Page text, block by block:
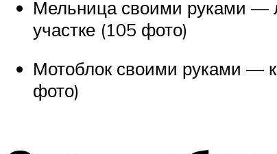
Мельница своими руками —
участке (105 фото)
Мотоблок своими руками —
фото)